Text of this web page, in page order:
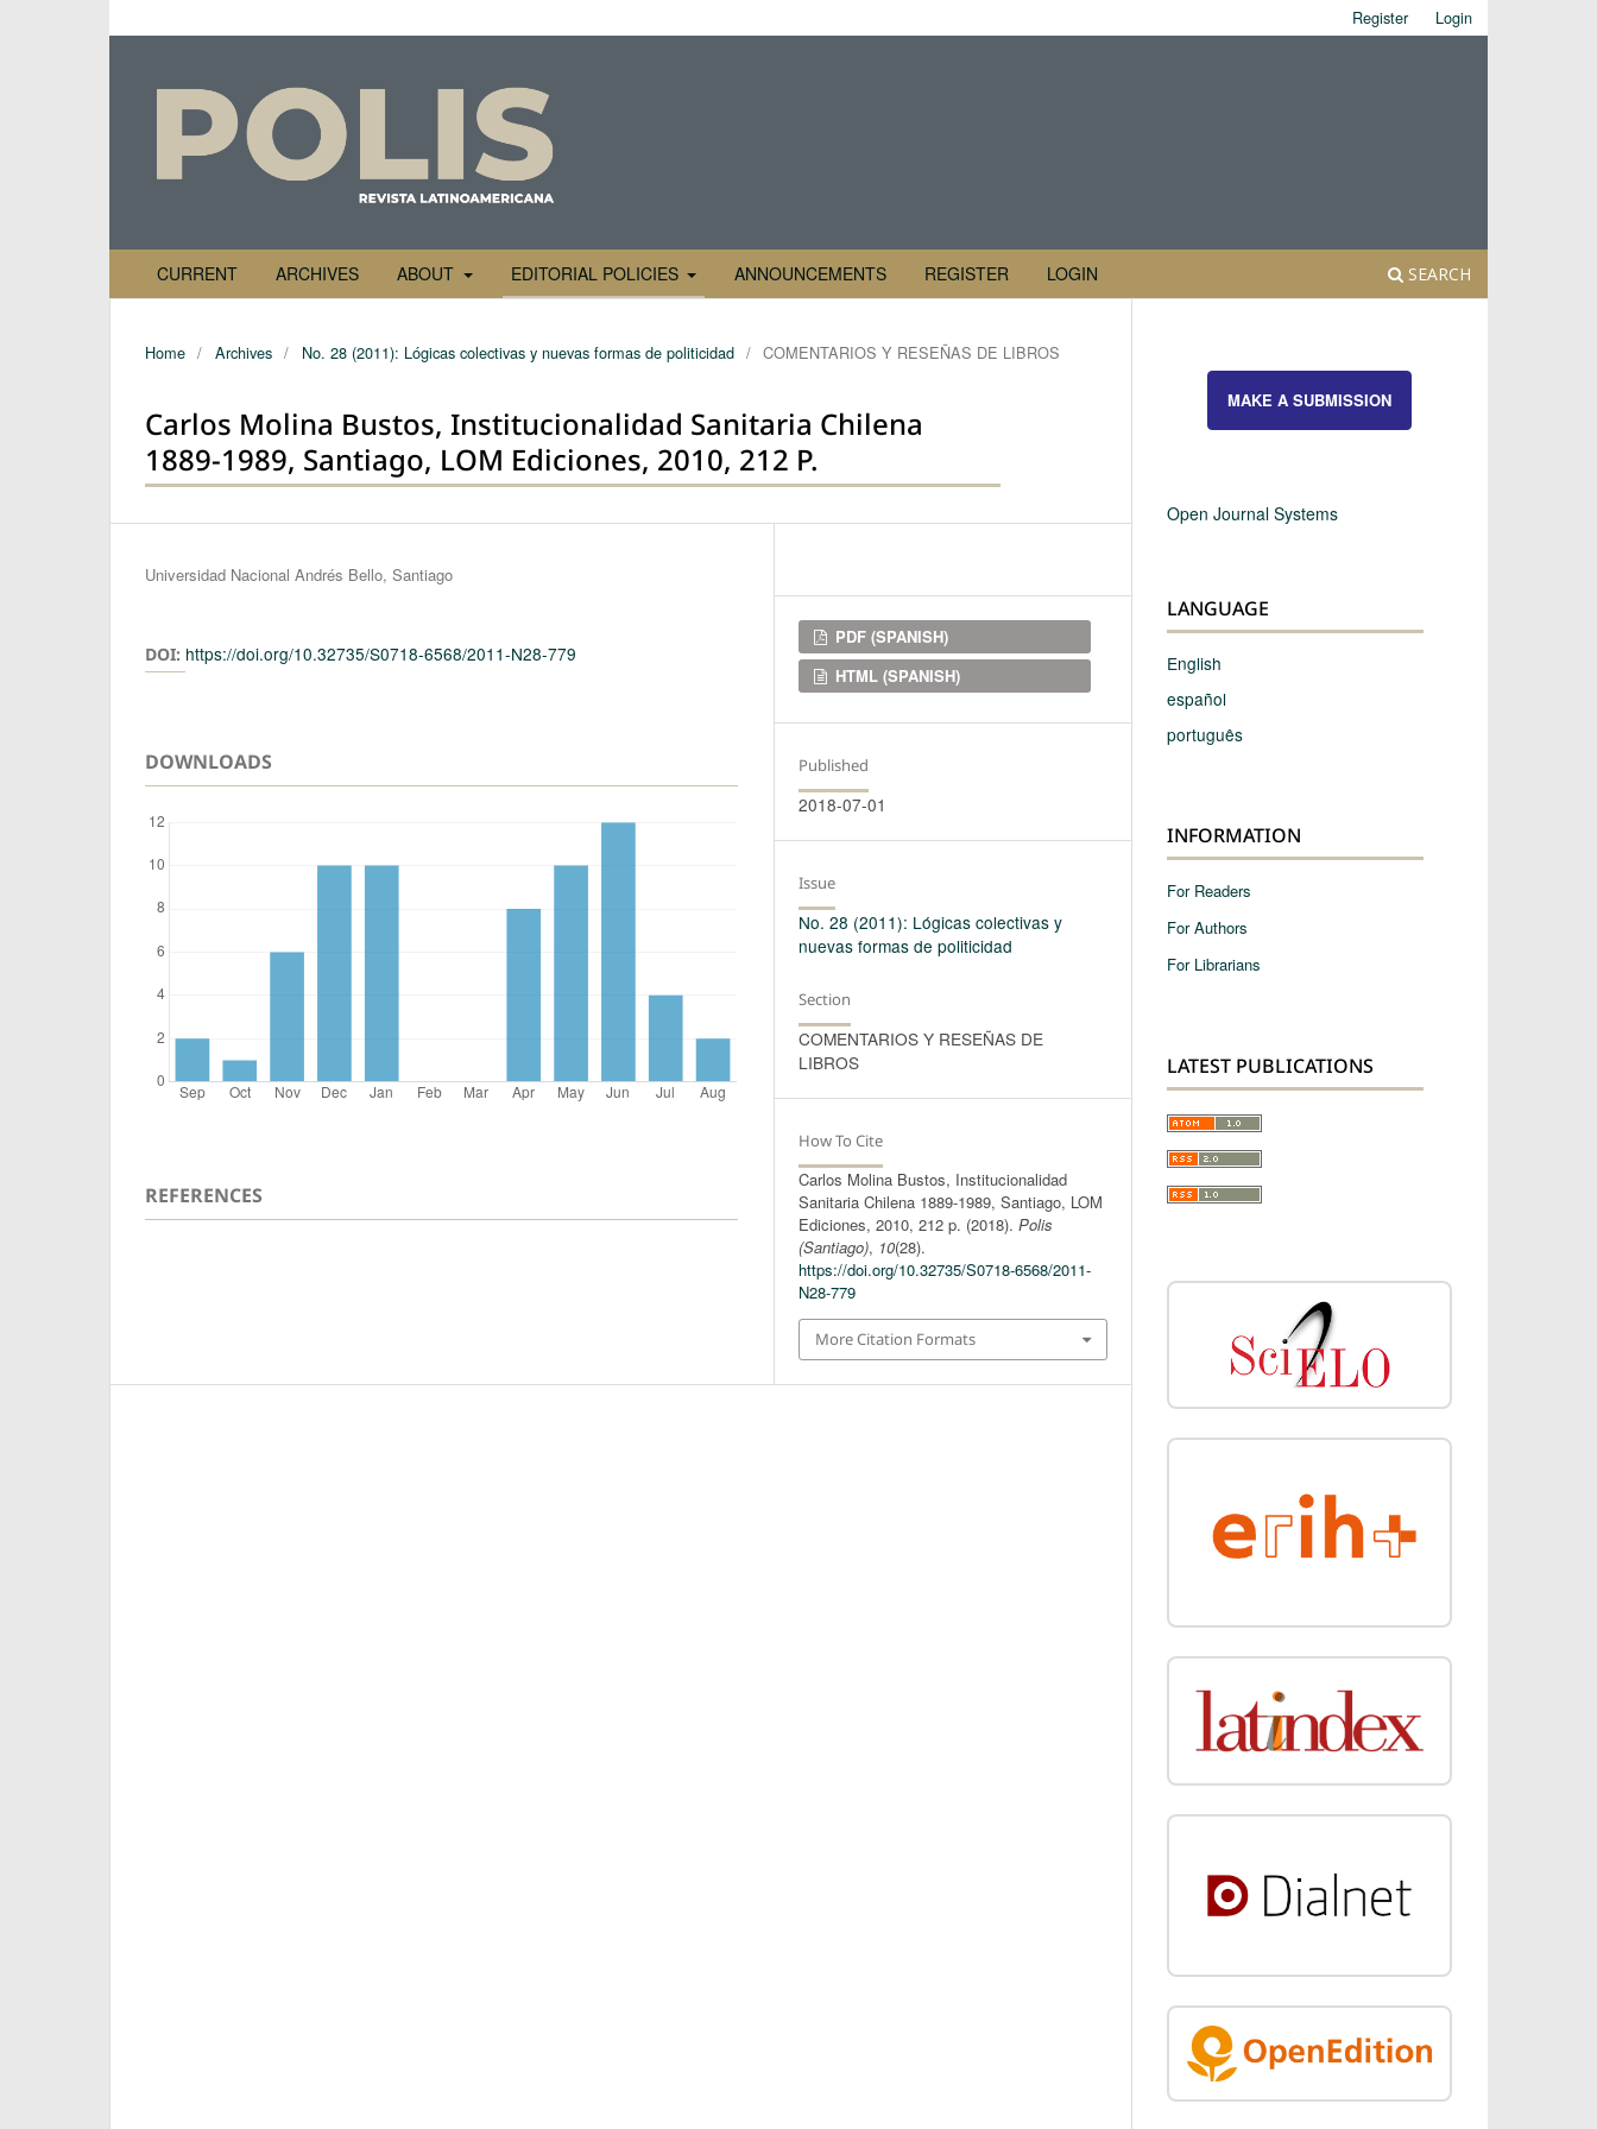
CURRENT ARCHIVES ABOUT EDITORIAL POLICIES ANNOUNCEMENTS REGISTER LOGIN SEARCH
Register Login
Home / Archives / No. 28 (2011): Lógicas colectivas y nuevas formas de politicidad / COMENTARIOS Y RESEÑAS DE LIBROS
Carlos Molina Bustos, Institucionalidad Sanitaria Chilena
1889-1989, Santiago, LOM Ediciones, 2010, 212 P.
Authors
Universidad Nacional Andrés Bello, Santiago
DOI: https://doi.org/10.32735/S0718-6568/2011-N28-779
DOWNLOADS
REFERENCES
Downloads
PDF (SPANISH)
HTML (SPANISH)
Published
2018-07-01
Issue
No. 28 (2011): Lógicas colectivas y
nuevas formas de politicidad
Section
COMENTARIOS Y RESEÑAS DE
LIBROS
How To Cite
Carlos Molina Bustos, Institucionalidad
Sanitaria Chilena 1889-1989, Santiago, LOM
Ediciones, 2010, 212 p. (2018).Polis
(Santiago), 10(28).
https://doi.org/10.32735/S0718-6568/2011-
N28-779
More Citation Formats
MAKE A SUBMISSION
Open Journal Systems
LANGUAGE
English
español
português
INFORMATION
For Readers
For Authors
For Librarians
LATEST PUBLICATIONS